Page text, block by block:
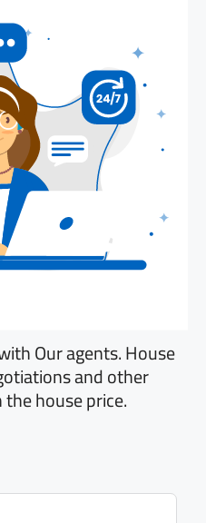
Our agents. House
and other
house price.